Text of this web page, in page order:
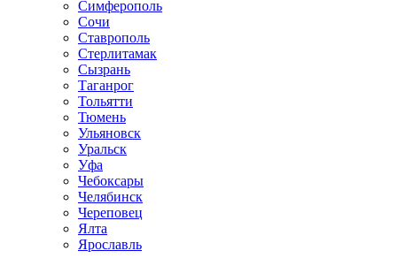
Симферополь
Сочи
Ставрополь
Стерлитамак
Сызрань
Таганрог
Тольятти
Тюмень
Ульяновск
Уральск
Уфа
Чебоксары
Челябинск
Череповец
Ялта
Ярославль